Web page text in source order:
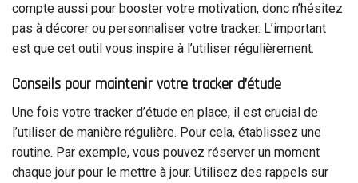
compte aussi pour booster votre motivation, donc n’hésitez
pas à décorer ou personnaliser votre tracker. L’important
est que cet outil vous inspire à l’utiliser régulièrement.
Conseils pour maintenir votre tracker d’étude
Une fois votre tracker d’étude en place, il est crucial de
l’utiliser de manière régulière. Pour cela, établissez une
routine. Par exemple, vous pouvez réserver un moment
chaque jour pour le mettre à jour. Utilisez des rappels sur